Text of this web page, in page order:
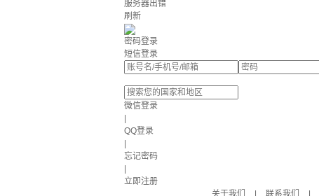
服务器出错
刷新
密码登录
短信登录
微信登录
QQ登录
忘记密码
立即注册
关于我们
联系我们